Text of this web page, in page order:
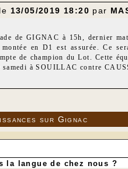
13/05/2019 18:20 par
de GIGNAC à 15h, dernier
en D1 est assurée. Ce
de champion du Lot. Cette
samedi à SOUILLAC contre
pour encourager nos
sur Gignac
la langue de chez nous ?